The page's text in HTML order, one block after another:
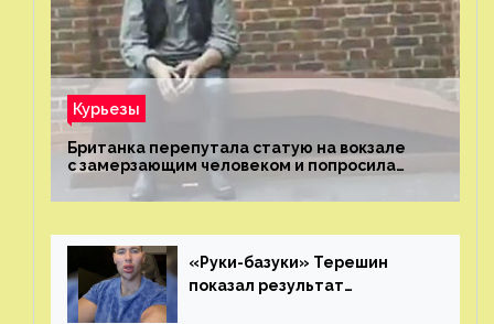
Курьезы
Британка перепутала статую на вокзале
с замерзающим человеком и попросила
о помощи
«Руки-базуки» Терешин
показал результат